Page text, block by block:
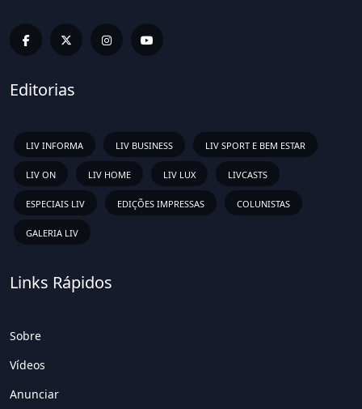
Editorias
LIV INFORMA LIV BUSINESS LIV SPORT E BEM ESTAR
LIV ON LIV HOME LIV LUX LIVCASTS
ESPECIAIS LIV EDIÇÕES IMPRESSAS COLUNISTAS
GALERIA LIV
Links Rápidos
Sobre
Vídeos
Anunciar